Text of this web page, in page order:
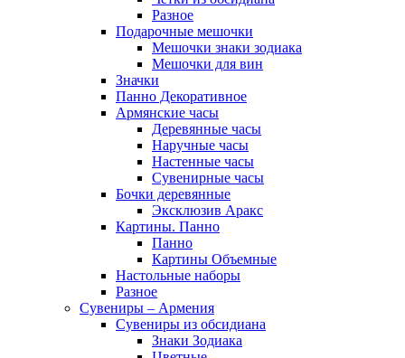
Разное
Подарочные мешочки
Мешочки знаки зодиака
Мешочки для вин
Значки
Панно Декоративное
Армянские часы
Деревянные часы
Наручные часы
Настенные часы
Сувенирные часы
Бочки деревянные
Эксклюзив Аракс
Картины. Панно
Панно
Картины Объемные
Настольные наборы
Разное
Сувениры – Армения
Сувениры из обсидиана
Знаки Зодиака